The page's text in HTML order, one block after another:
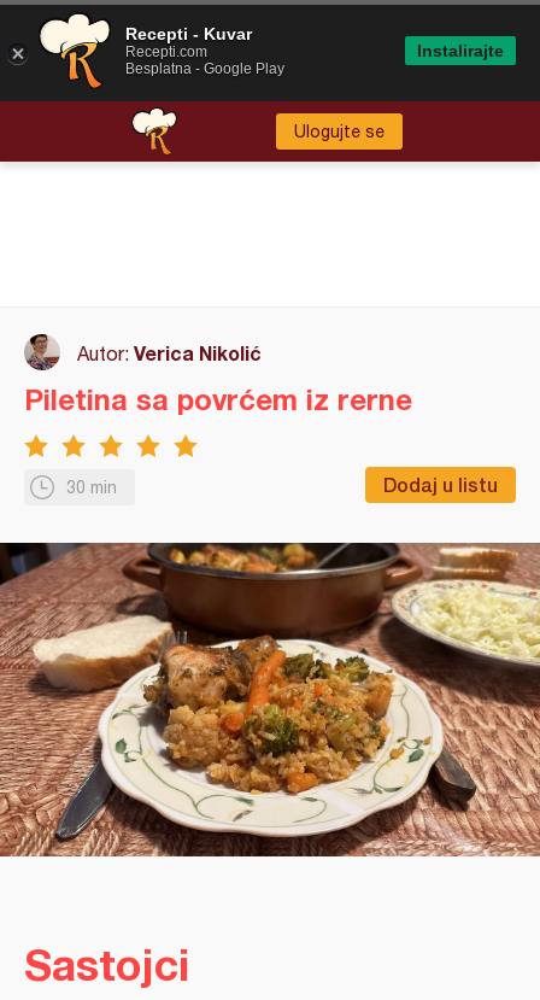
Ulogujte se
Autor: Verica Nikolić
30 min Dodaj u listu
Piletina sa povrćem iz rerne
Sastojci
Recepti - Kuvar
Recepti.com
Besplatna - Google Play
Instalirajte